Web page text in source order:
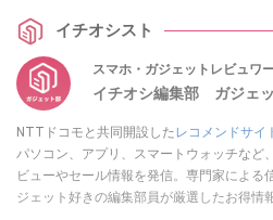
ひ、スマホライフPLUSでご確認ください。
イチオシスト
スマホ・ガジェットレビュワ
イチオシ編集部 ガジェ
NTTドコモと共同開設した レコメンドサイ
パソコン、アプリ、スマートウォッチなど
ビューやセール情報を発信。専門家による
ジェット好きの編集部員が厳選したお得情